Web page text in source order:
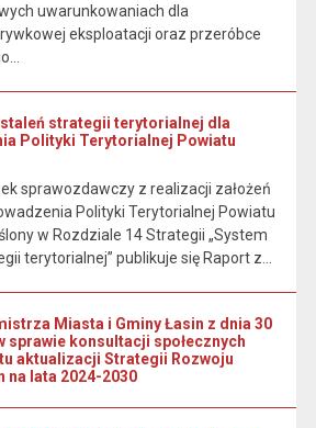
uwarunkowaniach dla
eksploatacji oraz przeróbce
strategii terytorialnej dla
Polityki Terytorialnej Powiatu
sprawozdawczy z realizacji założeń
Polityki Terytorialnej Powiatu
w Rozdziale 14 Strategii „System
terytorialnej” publikuje się Raport z...
Miasta i Gminy Łasin z dnia 30
sprawie konsultacji społecznych
aktualizacji Strategii Rozwoju
na lata 2024-2030